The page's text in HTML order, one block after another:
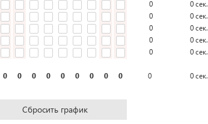
0 0сек.
0 0сек.
0 0сек.
0 0сек.
0 0сек.
0 0 0 0 0 0 0 0 0 0 0сек.
Сбросить график